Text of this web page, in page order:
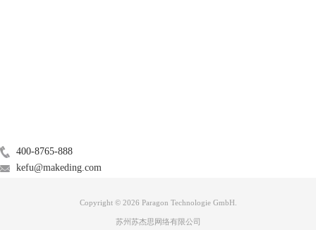
400-8765-888
kefu@makeding.com
Copyright © 2026 Paragon Technologie GmbH.
苏州苏杰思网络有限公司